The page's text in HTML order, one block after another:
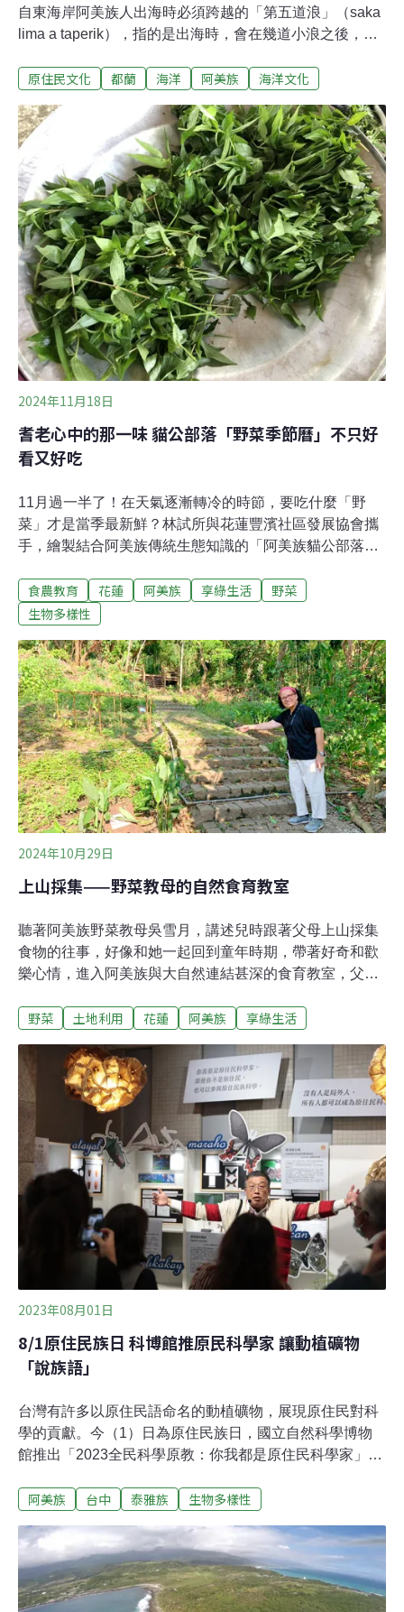
自東海岸阿美族人出海時必須跨越的「第五道浪」（saka
lima a taperik），指的是出海時，會在幾道小浪之後，遭
困境的勉勵。《第五道浪之後》便以此為名，呈現阿美族
傳統生態知識」。作者蔡政良，阿美族名Futuru，是清華
大學人類學研究所博士，台東大學公共與文化事務學系教
授兼現任台灣史前文化博物館館長，他也是一位來自新竹
客家家庭的漢人——以近30年的田野、生活與身體經驗，
讓讀者理解：海洋知識不是概念，而是一個族群在浪、
流、礁岩與物種之間世代磨出的智慧。一場「天真的推
動」 找回年齡階層、找回與海的關係蔡政良第一次接觸東
海岸，是高中畢業時完成的環島途中。他說那時還年輕，
只覺得東部的地景「和西部完全不同」。真正讓他駐足的
是大學畢業
原住民文化 都蘭 海洋 阿美族 海洋文化
2024年11月18日
耆老心中的那一味 貓公部落「野菜季節曆」不只好
看又好吃
11月過一半了！在天氣逐漸轉冷的時節，要吃什麼「野
菜」才是當季最新鮮？林試所與花蓮豐濱社區發展協會攜
手，繪製結合阿美族傳統生態知識的「阿美族貓公部落野
並推廣部落珍貴生態知識，傳承傳統食農文化。貓公部落
位在花蓮縣豐濱鄉，倚靠海岸山脈，根據東部海岸國家風
蘭」的發音，除了自然景觀豐裕，部落也因文化資產聞
名。透過新聞稿，農業部林業試驗所說明合作展開的背
景，源於部落在八里灣溪畔的重要社交場域「開心農
場」，這裡也是部落耆老們種植蔬菜與野菜的場所。豐濱
社區發展協會理事長吳建安（Canglah）形容，開心農場
讓族人重新拾起「你幫我，我幫你」的精神，是喚醒部落
互助合作精神的重要平台。為了繪製季節曆，林試所與協
會遍尋部落耆老，透過訪談，得以知曉耆老們心中最具代
表性的野菜種類，並在季節曆中，以圖畫、文字等形式，
展示
食農教育 花蓮 阿美族 享綠生活
野菜
生物多樣性
2024年10月29日
上山採集——野菜教母的自然食育教室
聽著阿美族野菜教母吳雪月，講述兒時跟著父母上山採集
食物的往事，好像和她一起回到童年時期，帶著好奇和歡
樂心情，進入阿美族與大自然連結甚深的食育教室，父母
和採集食物。中午時分，把背在身上的鍋子卸下，找安全
鍋屬於阿美族人的野菜料理，全家人一起開心享用。這段
美好的生命經驗，數十年後，成為她致力復育與傳承阿美
族野菜文化的重要推力！細細回溯，父母乃至整個族人流
傳下來，在大自然採集食物的知識與烹調的手法，潛移默
化在她心中種下傳承的心念。曾深刻感受過家人與族人豐
盛的滋養，自己也想成為守護者和傳承者，透過她的故
事，思索所謂生活食育，其實最簡單卻深刻的方式，是回
到自己的餐桌，從家人的共食經驗開始。阿美族的野菜食
育和大自然的關係阿美族的生活文化中，家族的長老，喜
歡以作物和食材的名字，來為家中的新生兒命名，大多會
野菜 土地利用 花蓮 阿美族 享綠生活
2023年08月01日
8/1原住民族日 科博館推原民科學家 讓動植礦物
「說族語」
台灣有許多以原住民語命名的動植礦物，展現原住民對科
學的貢獻。今（1）日為原住民族日，國立自然科學博物
館推出「2023全民科學原教：你我都是原住民科學家」系
表示，今年正式成立「原住民族科學中心」，並新任「原
原民科教發展基地。你我都是原民科學家 動植礦物也有族
語名 國立自然科學博物館因應原住民族日，今天推出
「2023全民科學原教：你我都是原住民科學家」系列活
動，包含兩項微型展與10項原住民科學活動。邀請大眾參
阿美族 台中 泰雅族 生物多樣性